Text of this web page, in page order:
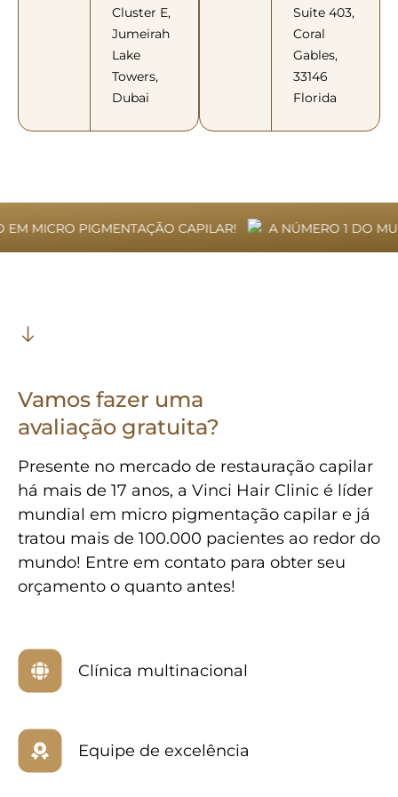
Cluster E,
Jumeirah
Lake
Towers,
Dubai
Suite 403,
Coral
Gables,
33146
Florida
MICRO PIGMENTAÇÃO CAPILAR! A NÚMERO 1 DO
Vamos fazer uma
avaliação gratuita?
Presente no mercado de restauração capilar
há mais de 17 anos, a Vinci Hair Clinic é líder
mundial em micro pigmentação capilar e já
tratou mais de 100.000 pacientes ao redor do
mundo! Entre em contato para obter seu
orçamento o quanto antes!
Clínica multinacional
Equipe de excelência